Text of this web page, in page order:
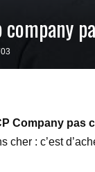
Company pas
cher : c’est